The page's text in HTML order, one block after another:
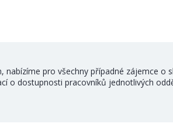
nabízíme pro všechny případné zájemce o
o dostupnosti pracovníků jednotlivých